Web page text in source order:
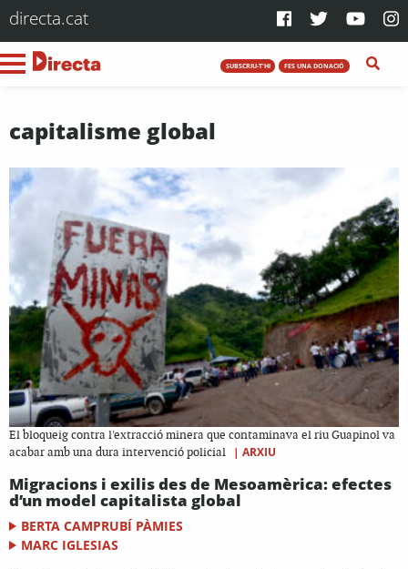
directa.cat
SUBSCRIU-T'HI FES UNA DONACIÓ
capitalisme global
El bloqueig contra l'extracció minera que contaminava el riu Guapinol va
acabar amb una dura intervenció policial
| ARXIU
Migracions i exilis des de Mesoamèrica: efectes
d’un model capitalista global
BERTA CAMPRUBÍ PÀMIES
MARC IGLESIAS